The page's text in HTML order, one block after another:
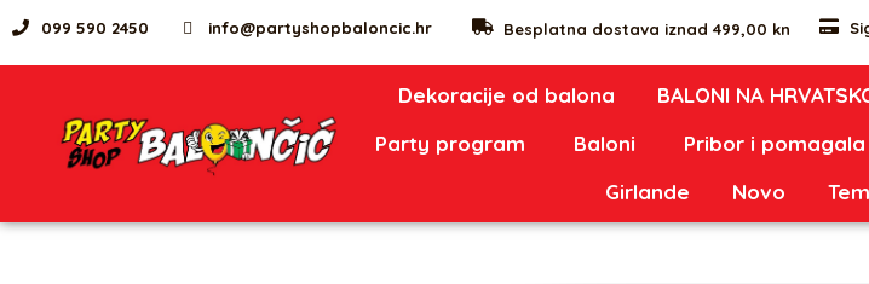
099 590 2450 info@partyshopbaloncic.hr Besplatna dostava iznad 499,00 kn
Dekoracije od balona BALONI NA
Party program
Baloni Pribor i pomagala
Girlande
Novo